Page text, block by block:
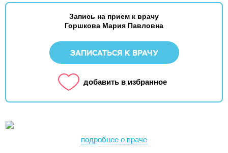
Запись на прием к врачу
Горшкова Мария Павловна
ЗАПИСАТЬСЯ К ВРАЧУ
добавить в избранное
подробнее о враче